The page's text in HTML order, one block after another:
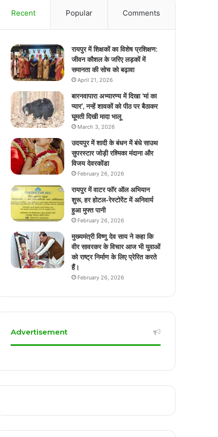
Recent Popular Comments
रायपुर में शिक्षकों का विशेष प्रशिक्षण:
जीवन कौशल के जरिए लड़कों में
समानता की सोच को बढ़ावा
April 21, 2026
बारनवापारा अभ्यारण्य में दिखा ‘मां का
प्यार’, नन्हें शावकों को पीठ पर बैठाकर
घूमती दिखी मादा भालू
March 3, 2026
उदयपुर में शादी के बंधन में बंधे साउथ
सुपरस्टार जोड़ी रश्मिका मंदाना और
विजय देवरकोंडा
February 26, 2026
रायपुर में वाटर फॉर ऑल अभियान
शुरू, हर होटल-रेस्टोरेंट में अनिवार्य
हुआ मुफ्त पानी
February 26, 2026
मुख्यमंत्री विष्णु देव साय ने कहा कि
वीर सावरकर के विचार आज भी युवाओं
को राष्ट्र निर्माण के लिए प्रेरित करते
हैं।
February 26, 2026
Advertisement